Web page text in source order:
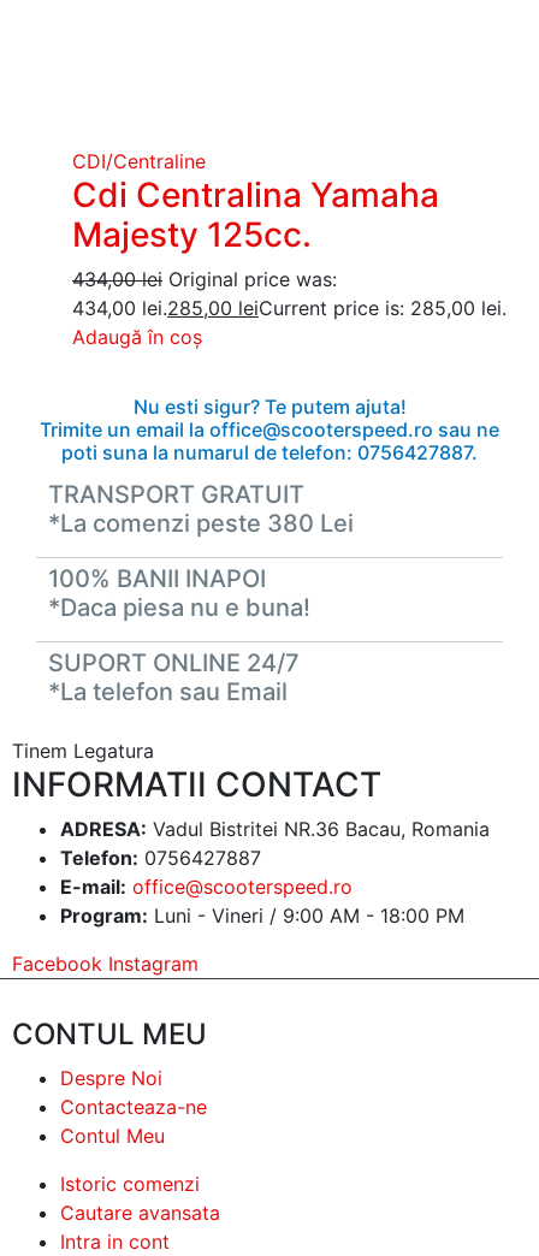
CDI/Centraline
Cdi Centralina Yamaha
Majesty 125cc.
434,00lei Original price was:
434,00 lei.285,00 leiCurrent price is: 285,00 lei.
Adaugă în coș
Nu esti sigur? Te putem ajuta!
Trimite un email la office@scooterspeed.ro sau ne
poti suna la numarul de telefon: 0756427887.
TRANSPORT GRATUIT
*La comenzi peste 380 Lei
100% BANII INAPOI
*Daca piesa nu e buna!
SUPORT ONLINE 24/7
*La telefon sau Email
Tinem Legatura
INFORMATII CONTACT
ADRESA: Vadul Bistritei NR.36 Bacau, Romania
Telefon: 0756427887
E-mail: office@scooterspeed.ro
Program: Luni - Vineri / 9:00 AM - 18:00 PM
Facebook Instagram
CONTUL MEU
Despre Noi
Contacteaza-ne
Contul Meu
Istoric comenzi
Cautare avansata
Intra in cont